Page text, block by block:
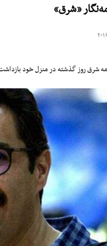
«شرق»
شرق روز گذشته در منزل خود